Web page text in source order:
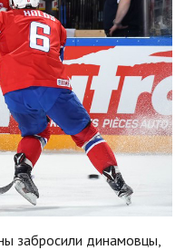
забросили динамовцы,